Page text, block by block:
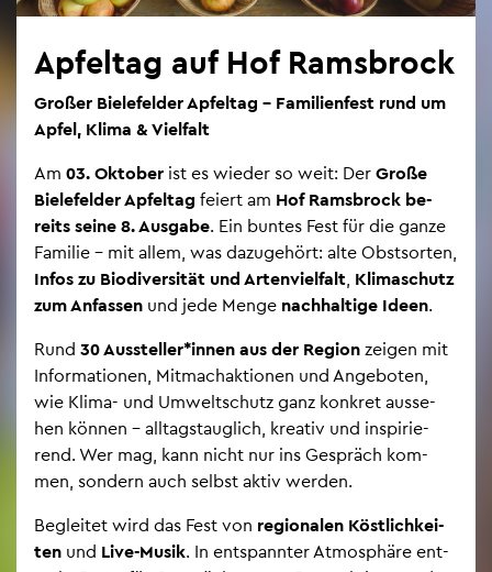
Ap­fel­tag auf Hof Rams­b­rock
Gro­ßer Bie­le­fel­der Ap­fel­tag – Fa­mi­li­en­fest rund um
Apfel, Klima & Viel­falt
Am 03. Ok­to­ber ist es wie­der so weit: Der Große
Bie­le­fel­der Ap­fel­tag fei­ert am Hof Rams­b­rock be­
reits seine 8. Aus­ga­be. Ein bun­tes Fest für die ganze
Fa­mi­lie – mit allem, was da­zu­ge­hört: alte Obst­sor­ten,
Infos zu Bio­di­ver­si­tät und Ar­ten­viel­falt Kli­ma­schutz
zum An­fas­sen und jede Menge nach­hal­ti­ge Ideen.
Rund 30 Aus­stel­ler*innen aus der Re­gi­on zei­gen mit
In­for­ma­tio­nen, Mit­mach­ak­tio­nen und An­ge­bo­ten,
wie Klima- und Um­welt­schutz ganz kon­kret aus­se­
hen kön­nen – all­tags­taug­lich, krea­tiv und in­spi­rie­
rend. Wer mag, kann nicht nur ins Ge­spräch kom­
men, son­dern auch selbst aktiv wer­den.
Be­glei­tet wird das Fest von re­gio­na­len Köst­lich­kei­
ten und Live-Musik. In ent­spann­ter At­mo­sphä­re ent­